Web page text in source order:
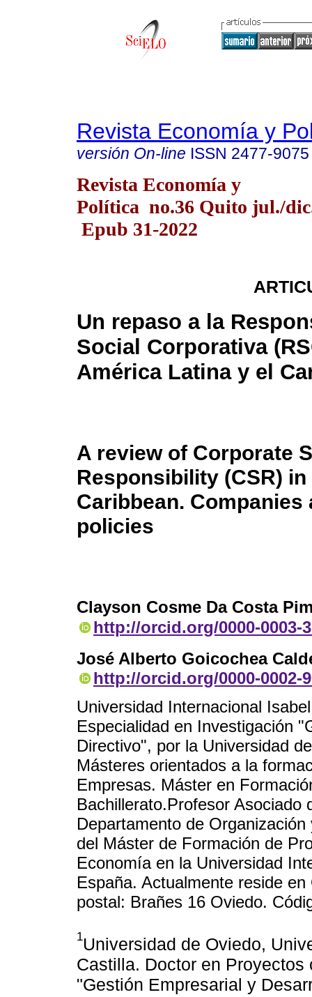
Revista Economía y
versión On-line ISSN 2477-9075
Revista Economía y
Política no.36 Quito jul./
Epub 31-2022
Un repaso a la
Social Corporativa
América Latina y el
A review of Corporate
Responsibility (CSR)
Caribbean.
policies
Clayson Cosme Da Costa
http://orcid.org/0000-0003-
José Alberto Goicochea
http://orcid.org/0000-0002-
Universidad Internacional
Especialidad en Investigación
Directivo", por la Universidad
Másteres orientados a la
Empresas. Máster en
Bachillerato.Profesor Asociado
Departamento de
del Máster de Formación de
Economía en la Universidad
España. Actualmente reside
postal: Brañes 16 Oviedo.
1Universidad de Oviedo,
Castilla. Doctor en
"Gestión Empresarial y